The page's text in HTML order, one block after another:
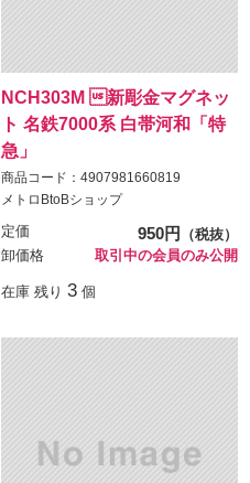
NCH303M 新彫金マグネッ
ト 名鉄7000系 白帯河和「特
急」
商品コード：4907981660819
メトロBtoBショップ
定価 950円
（税抜）
卸価格
取引中の会員のみ公開
在庫 残り 3 個